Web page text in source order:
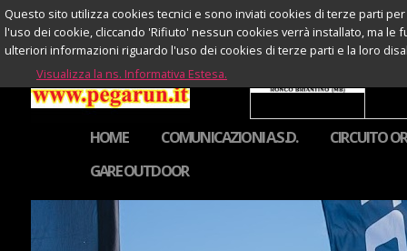
HOME COMUNICAZIONI A.S.D.
CIRCUITO
GARE OUTDOOR
Questo sito utilizza cookies tecnici e sono inviati cookies di terze parti
l'uso dei cookie, cliccando 'Rifiuto' nessun cookies verrà installato, ma
ulteriori informazioni riguardo l'uso dei cookies di terze parti e la loro
Visualizza la ns. Informativa Estesa.